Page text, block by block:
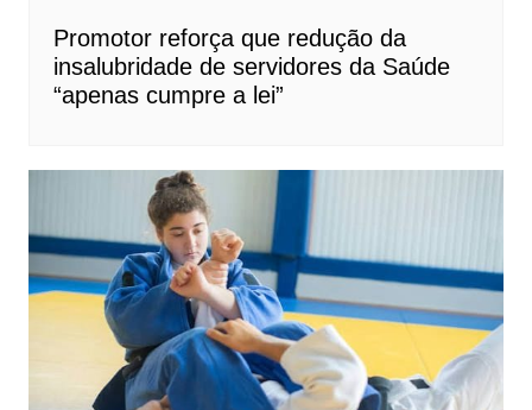
Promotor reforça que redução da
insalubridade de servidores da Saúde
“apenas cumpre a lei”